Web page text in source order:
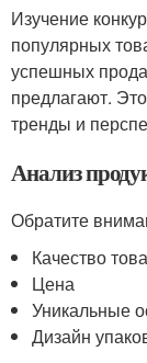
Изучение
популярных
успешных
предлагают.
тренды и
Анализ
Обратите
Качество
Цена
Уникальные
Дизайн